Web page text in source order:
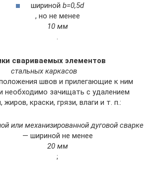
шириной b=0,5d
, но не менее
10 мм
свариваемых элементов
стальных каркасов
швов и прилегающие к ним
необходимо зачищать с удалением
краски, грязи, влаги и т. п.:
или механизированной дуговой сварке
— шириной не менее
20 мм
;